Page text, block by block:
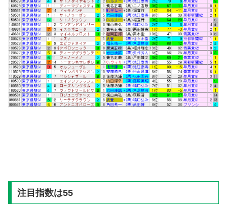
注目指数は55